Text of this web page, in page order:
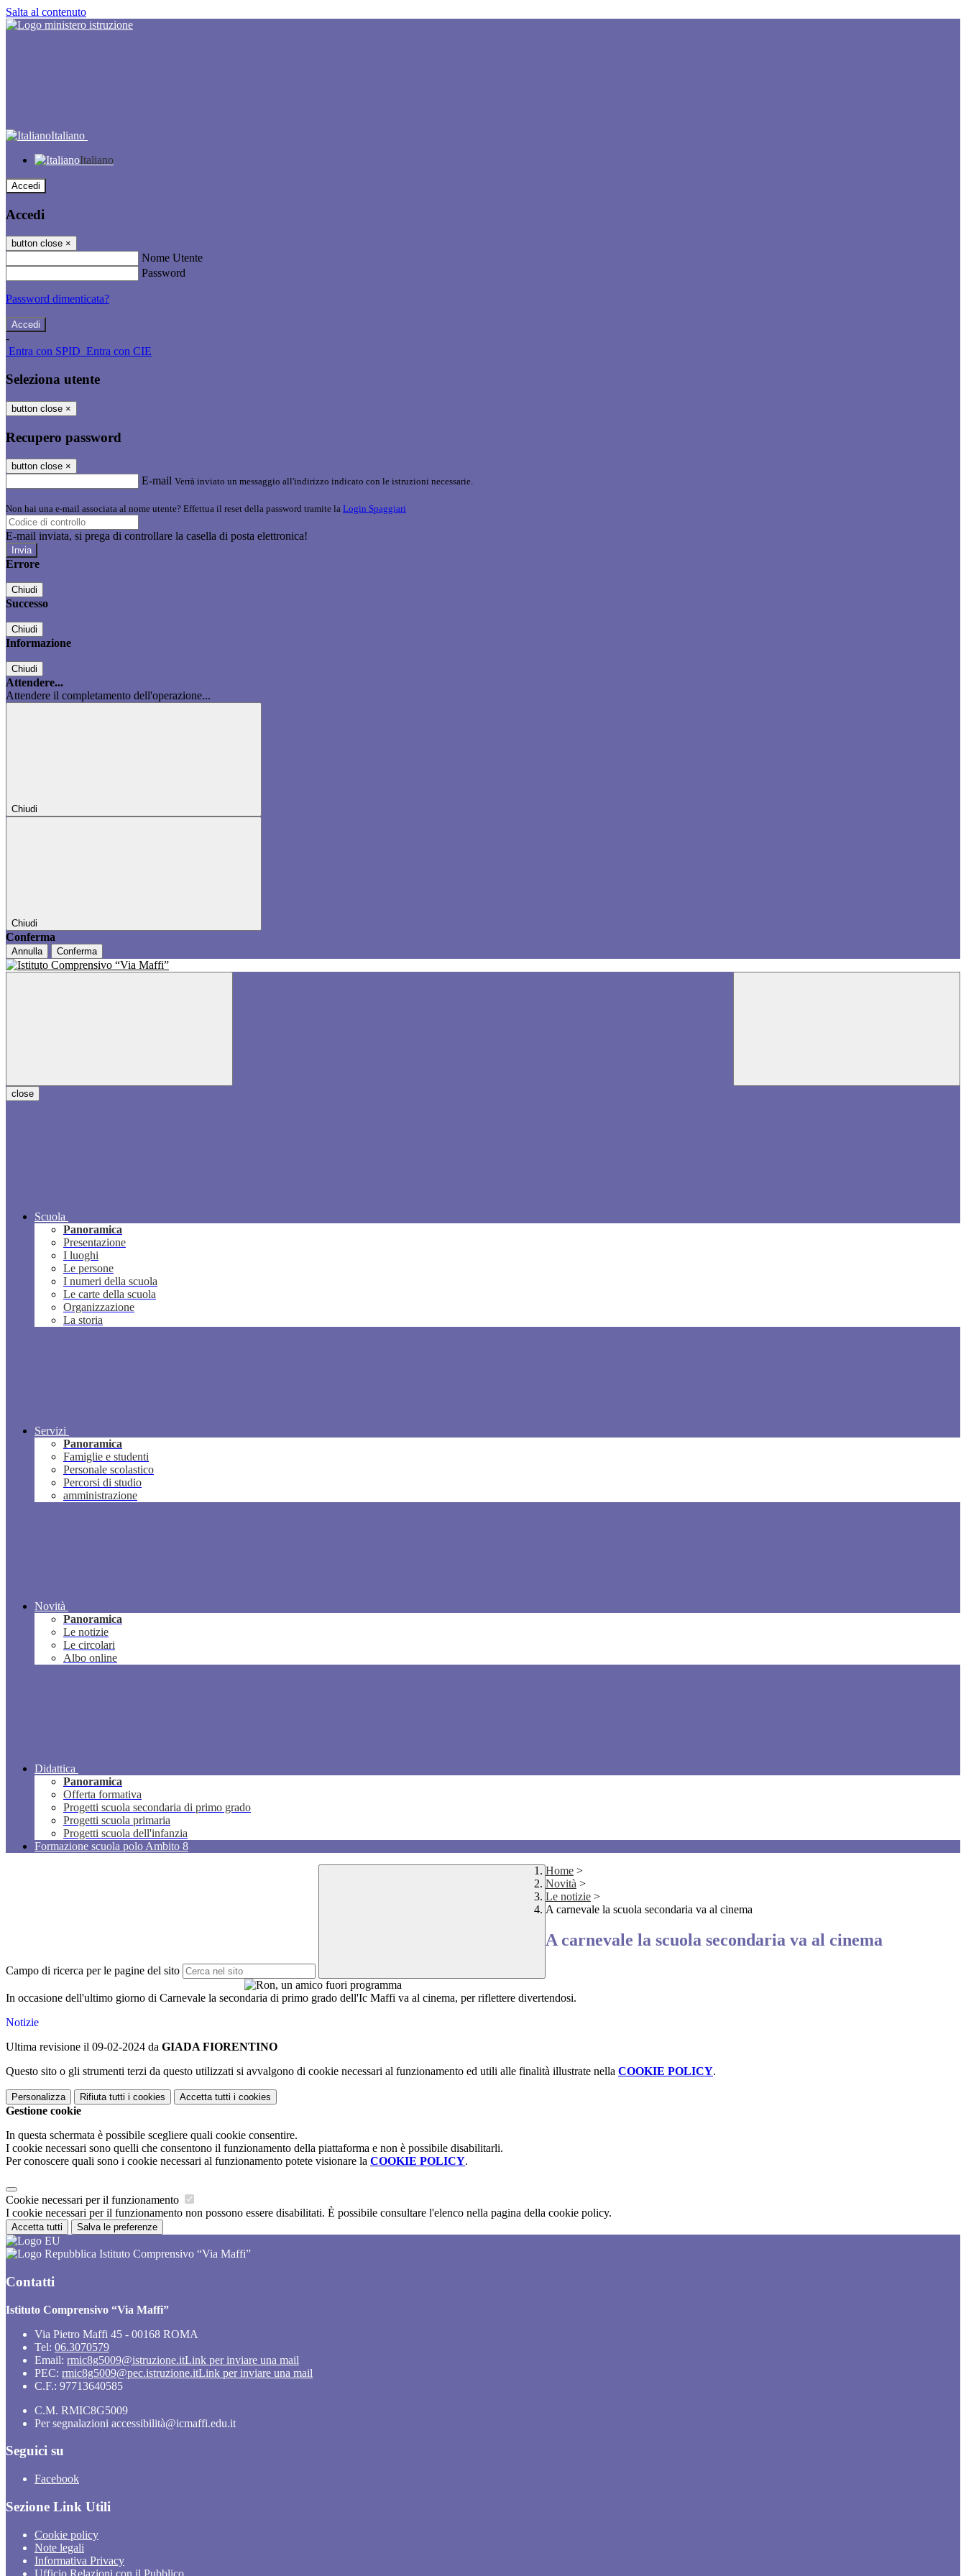
Salta al contenuto
Italiano
Italiano
Accedi
Accedi
button close ×
Nome Utente
Password
Password dimenticata?
-
Entra con SPID Entra con CIE
Seleziona utente
button close ×
Recupero password
button close ×
E-mail Verrà inviato un messaggio all'indirizzo indicato con le istruzioni necessarie.
Non hai una e-mail associata al nome utente? Effettua il reset della password tramite la Login Spaggiari
E-mail inviata, si prega di controllare la casella di posta elettronica!
Errore
Chiudi
Successo
Chiudi
Informazione
Chiudi
Attendere...
Attendere il completamento dell'operazione...
Chiudi
Chiudi
Conferma
Annulla Conferma
close
Scuola
Panoramica
Presentazione
I luoghi
Le persone
I numeri della scuola
Le carte della scuola
Organizzazione
La storia
Servizi
Panoramica
Famiglie e studenti
Personale scolastico
Percorsi di studio
amministrazione
Novità
Panoramica
Le notizie
Le circolari
Albo online
Didattica
Panoramica
Offerta formativa
Progetti scuola secondaria di primo grado
Progetti scuola primaria
Progetti scuola dell'infanzia
Formazione scuola polo Ambito 8
Campo di ricerca per le pagine del sito
Home >
Novità >
Le notizie >
A carnevale la scuola secondaria va al cinema
A carnevale la scuola secondaria va al cinema
In occasione dell'ultimo giorno di Carnevale la secondaria di primo grado dell'Ic Maffi va al cinema, per riflettere divertendosi.
Notizie
Ultima revisione il 09-02-2024 da GIADA FIORENTINO
Questo sito o gli strumenti terzi da questo utilizzati si avvalgono di cookie necessari al funzionamento ed utili alle finalità illustrate nella COOKIE POLICY.
Personalizza Rifiuta tutti i cookies Accetta tutti i cookies
Gestione cookie
In questa schermata è possibile scegliere quali cookie consentire.
I cookie necessari sono quelli che consentono il funzionamento della piattaforma e non è possibile disabilitarli.
Per conoscere quali sono i cookie necessari al funzionamento potete visionare la COOKIE POLICY.
Cookie necessari per il funzionamento
I cookie necessari per il funzionamento non possono essere disabilitati. È possibile consultare l'elenco nella pagina della cookie policy.
Accetta tutti Salva le preferenze
Istituto Comprensivo “Via Maffi”
Contatti
Istituto Comprensivo “Via Maffi”
Via Pietro Maffi 45 - 00168 ROMA
Tel: 06.3070579
Email: rmic8g5009@istruzione.itLink per inviare una mail
PEC: rmic8g5009@pec.istruzione.itLink per inviare una mail
C.F.: 97713640585
C.M. RMIC8G5009
Per segnalazioni accessibilità@icmaffi.edu.it
Seguici su
Facebook
Sezione Link Utili
Cookie policy
Note legali
Informativa Privacy
Ufficio Relazioni con il Pubblico